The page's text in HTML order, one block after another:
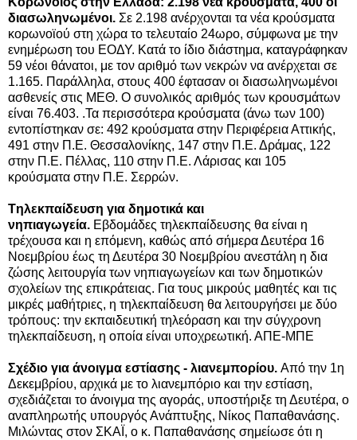
διασωληνωμένοι. Σε 2.198 ανέρχονται τα νέα κρούσματα
κορωνοϊού στη χώρα το τελευταίο 24ωρο, σύμφωνα με την
ενημέρωση του ΕΟΔΥ. Κατά το ίδιο διάστημα, καταγράφηκαν
59 νέοι θάνατοι, με τον αριθμό των νεκρών να ανέρχεται σε
1.165. Παράλληλα, στους 400 έφτασαν οι διασωληνωμένοι
ασθενείς στις ΜΕΘ. Ο συνολικός αριθμός των κρουσμάτων
είναι 76.403. .Τα περισσότερα κρούσματα (άνω των 100)
εντοπίστηκαν σε: 492 κρούσματα στην Περιφέρεια Αττικής,
491 στην Π.Ε. Θεσσαλονίκης, 147 στην Π.Ε. Δράμας, 122
στην Π.Ε. Πέλλας, 110 στην Π.Ε. Λάρισας και 105
κρούσματα στην Π.Ε. Σερρών.
Tηλεκπαίδευση για δημοτικά και
νηπιαγωγεία. Εβδομάδες τηλεκπαίδευσης θα είναι η
τρέχουσα και η επόμενη, καθώς από σήμερα Δευτέρα 16
Νοεμβρίου έως τη Δευτέρα 30 Νοεμβρίου ανεστάλη η δια
ζώσης λειτουργία των νηπιαγωγείων και των δημοτικών
σχολείων της επικράτειας. Για τους μικρούς μαθητές και τις
μικρές μαθήτριες, η τηλεκπαίδευση θα λειτουργήσει με δύο
τρόπους: την εκπαιδευτική τηλεόραση και την σύγχρονη
τηλεκπαίδευση, η οποία είναι υποχρεωτική. ΑΠΕ-ΜΠΕ
Σχέδιο για άνοιγμα εστίασης - λιανεμπορίου. Από την 1η
Δεκεμβρίου, αρχικά με το λιανεμπόριο και την εστίαση,
σχεδιάζεται το άνοιγμα της αγοράς, υποστήριξε τη Δευτέρα, ο
αναπληρωτής υπουργός Ανάπτυξης, Νίκος Παπαθανάσης.
Μιλώντας στον ΣΚΑΪ, ο κ. Παπαθανάσης σημείωσε ότι η